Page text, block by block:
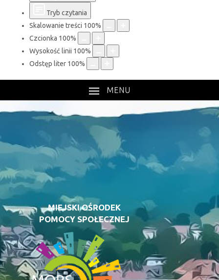
Tryb czytania
Skalowanie treści 100%
Czcionka 100%
Wysokość linii 100%
Odstęp liter 100%
MENU
MIEJSKI OŚRODEK
POMOCY SPOŁECZNEJ